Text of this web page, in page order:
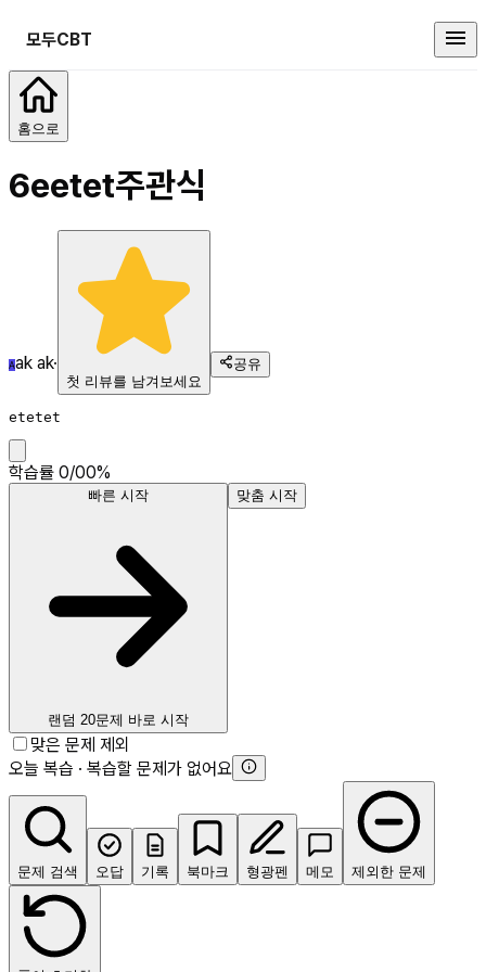
모두CBT
6eetet
홈으로
6eetet주관식
Aak ak·
첫 리뷰를 남겨보세요
공유
etetet
학습률 0/00%
빠른 시작
랜덤 20문제 바로 시작
맞춤 시작
맞은 문제 제외
오늘 복습 · 복습할 문제가 없어요
문제 검색 오답 기록 북마크 형광펜 메모 제외한 문제